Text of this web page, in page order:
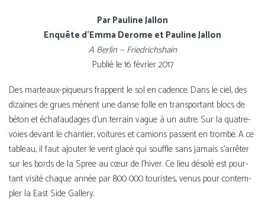
Par Pauline Jallon
Enquête d’Emma Derome et Pauline Jallon
A Berlin — Friedrichshain
Publié le 16 février 2017
Des marteaux-piqueurs frappent le sol en cadence. Dans le ciel, des
dizaines de grues mènent une danse folle en trans­por­tant blocs de
béton et écha­fau­dages d’un ter­rain vague à un autre. Sur la quatre-
voies devant le chan­tier, voi­tures et camions passent en trombe. A ce
tableau, il faut ajou­ter le vent gla­cé qui souffle sans jamais s’ar­rê­ter
sur les bords de la Spree au cœur de l’hi­ver. Ce lieu déso­lé est pour­
tant visi­té chaque année par 800 000 tou­ristes, venus pour contem­
pler la East Side Gallery.